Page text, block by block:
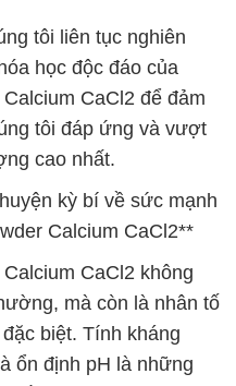
tôi liên tục nghiên
học độc đáo của
CaCl2 để đảm
tôi đáp ứng và vượt
cao nhất.
kỳ bí về sức mạnh
Calcium CaCl2**
CaCl2 không
mà còn là nhân tố
biệt. Tính kháng
ổn định pH là những